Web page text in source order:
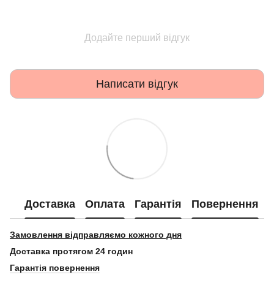
Додайте перший відгук
Написати відгук
Доставка Оплата Гарантія Повернення
Замовлення відправляємо кожного дня
Доставка протягом 24 годин
Гарантія повернення